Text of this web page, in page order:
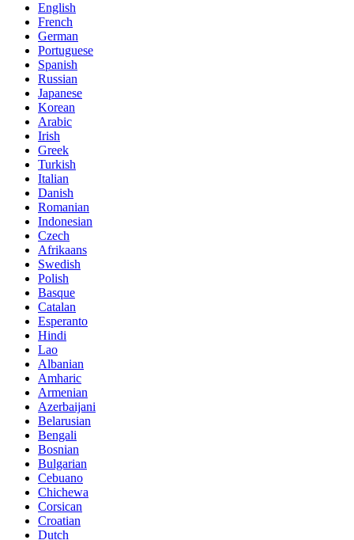
English
French
German
Portuguese
Spanish
Russian
Japanese
Korean
Arabic
Irish
Greek
Turkish
Italian
Danish
Romanian
Indonesian
Czech
Afrikaans
Swedish
Polish
Basque
Catalan
Esperanto
Hindi
Lao
Albanian
Amharic
Armenian
Azerbaijani
Belarusian
Bengali
Bosnian
Bulgarian
Cebuano
Chichewa
Corsican
Croatian
Dutch